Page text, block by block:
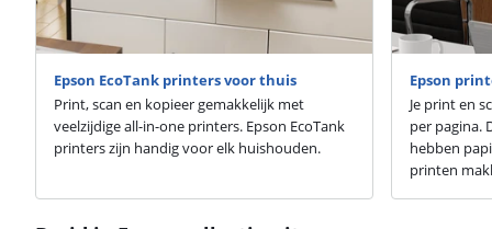
Epson EcoTank printers voor thuis
Print, scan en kopieer gemakkelijk met
veelzijdige all-in-one printers. Epson EcoTank
printers zijn handig voor elk huishouden.
Epson
Je print en
per pagina.
hebben
printen